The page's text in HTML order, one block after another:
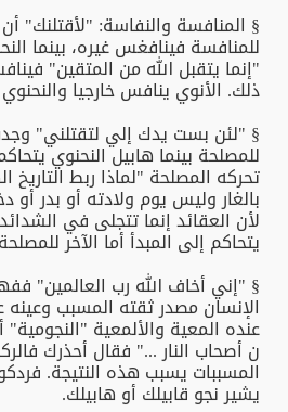
§ المنافسة والنفاسة: "لأقتلنك"
للمنافسة فينافغس غيره، بينما
"إنما يتقبل الله من المتقين"
ذلك. الأنوي ينافس خارجيا
§ "لئن بست يدك إلي لتقتلني"
للمصلحة بينما هابيل النحنوي
تحركه المصلحة "لماذا ربط التاريخ
بالغار وليس يوم ولادته أو بدر أو
لأن العقائد إنما تتجلى في
يتحاكم إلى المبدأ أما الآخر
§ "إني أخاف الله رب العالمين"
الإنسان مصدر ثقته المسبب وعينه
عنده المعية والألمعية
ن أصحاب النار ..." فقال أحذرك
المسببات يسبب هذه النتيجة.
يشير نجو قابيلك أو هابيلك.